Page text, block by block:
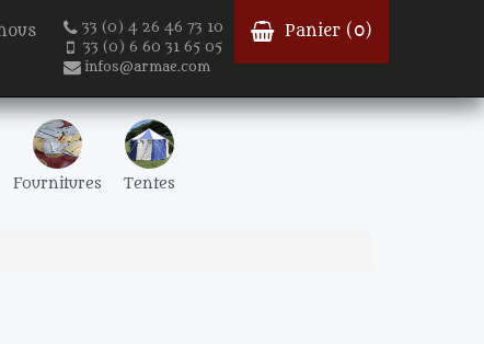
33 (0) 4 26 46 73 10
33 (0) 6 60 31 65 05
infos@armae.com
Panier ( 0)
Fournitures Tentes